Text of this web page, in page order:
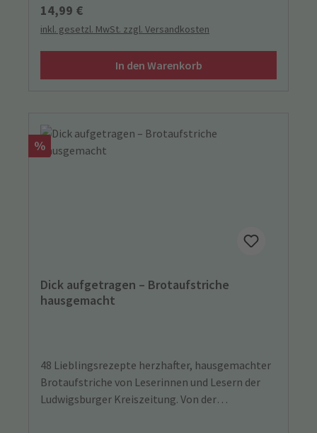
wiederkehrende Figuren, die sich auf jeder Seite
verstecken.
Regulärer Preis:
14,99 €
inkl. gesetzl. MwSt. zzgl. Versandkosten
In den Warenkorb
Rabatt
%
Dick aufgetragen – Brotaufstriche
hausgemacht
48 Lieblingsrezepte herzhafter, hausgemachter
Brotaufstriche von Leserinnen und Lesern der
Ludwigsburger Kreiszeitung. Von der